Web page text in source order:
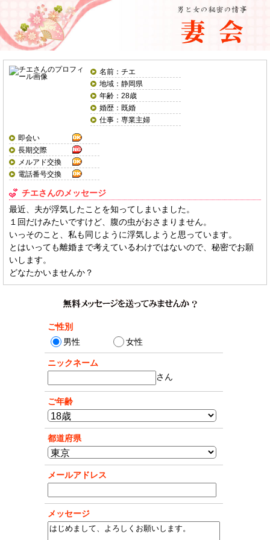
名前：チエ
地域：静岡県
年齢：28歳
婚歴：既婚
仕事：専業主婦
即会い
長期交際
メルアド交換
電話番号交換
チエさんのメッセージ
最近、夫が浮気したことを知ってしまいました。
１回だけみたいですけど、腹の虫がおさまりません。
いっそのこと、私も同じように浮気しようと思っています。
とはいっても離婚まで考えているわけではないので、秘密でお願
いします。
どなたかいませんか？